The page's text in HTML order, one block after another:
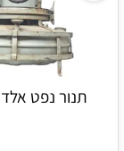
תנור נפט